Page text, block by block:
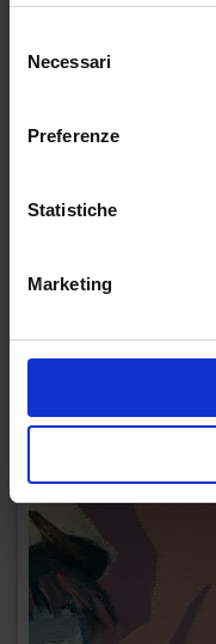
delNecessari
Preferenze
Statistiche
Marketing